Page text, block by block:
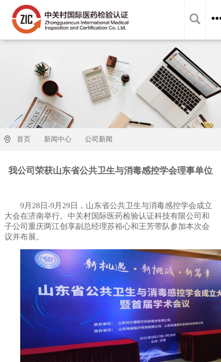
首页 新闻中心 公司新闻
我公司荣获山东省公共卫生与消毒感控学会理事单位
9月 28日 -9月 29日，山东省公共卫生与消毒感控学会成立
大会在济南举行。中关村国际医药检验认证科技有限公司和
子公司重庆两江创享副总经理苏裕心和王芳带队参加本次会
议并布展。